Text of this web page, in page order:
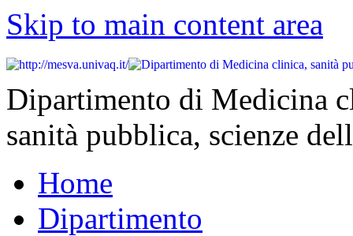
Skip to main content area
Dipartimento di Medicina
sanità pubblica, scienze
Home
Dipartimento